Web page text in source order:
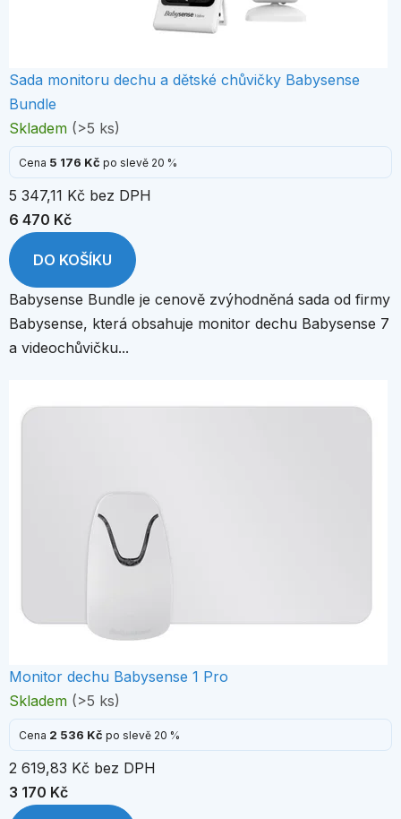
Sada monitoru dechu a dětské chůvičky Babysense
Bundle
Skladem (>5 ks)
Cena 5 176 Kč po slevě 20 %
5 347,11 Kč bez DPH
6 470 Kč
DO KOŠÍKU
Babysense Bundle je cenově zvýhodněná sada od firmy
Babysense, která obsahuje monitor dechu Babysense 7
a videochůvičku...
Monitor dechu Babysense 1 Pro
Skladem (>5 ks)
Cena 2 536 Kč po slevě 20 %
2 619,83 Kč bez DPH
3 170 Kč